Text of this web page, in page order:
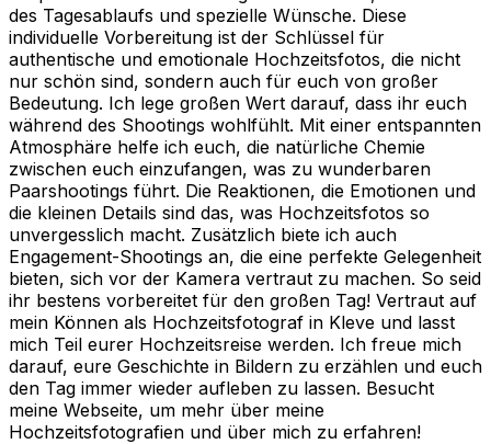
des Tagesablaufs und spezielle Wünsche. Diese
individuelle Vorbereitung ist der Schlüssel für
authentische und emotionale Hochzeitsfotos, die nicht
nur schön sind, sondern auch für euch von großer
Bedeutung. Ich lege großen Wert darauf, dass ihr euch
während des Shootings wohlfühlt. Mit einer entspannten
Atmosphäre helfe ich euch, die natürliche Chemie
zwischen euch einzufangen, was zu wunderbaren
Paarshootings führt. Die Reaktionen, die Emotionen und
die kleinen Details sind das, was Hochzeitsfotos so
unvergesslich macht. Zusätzlich biete ich auch
Engagement-Shootings an, die eine perfekte Gelegenheit
bieten, sich vor der Kamera vertraut zu machen. So seid
ihr bestens vorbereitet für den großen Tag! Vertraut auf
mein Können als Hochzeitsfotograf in Kleve und lasst
mich Teil eurer Hochzeitsreise werden. Ich freue mich
darauf, eure Geschichte in Bildern zu erzählen und euch
den Tag immer wieder aufleben zu lassen. Besucht
meine Webseite, um mehr über meine
Hochzeitsfotografien und über mich zu erfahren!